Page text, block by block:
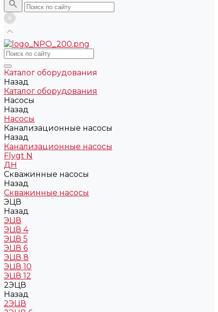
Каталог оборудования
Назад
Каталог оборудования
Насосы
Назад
Насосы
Канализационные насосы
Назад
Канализационные насосы
Flygt N
ДН
Скважинные насосы
Назад
Скважинные насосы
ЭЦВ
Назад
ЭЦВ
ЭЦВ 4
ЭЦВ 5
ЭЦВ 6
ЭЦВ 8
ЭЦВ 10
ЭЦВ 12
2ЭЦВ
Назад
2ЭЦВ